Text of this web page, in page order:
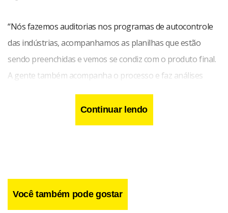
“Nós fazemos auditorias nos programas de autocontrole
das indústrias, acompanhamos as planilhas que estão
sendo preenchidas e vemos se condiz com o produto final.
A gente também acompanha o processo e faz análises
microbiológicas e físico-químicas para verificar riscos de
contaminação. Nos queijos, por exemplo, a gente verifica
se tem bactérias não permitidas pelas legislações
Continuar lendo
Você também pode gostar